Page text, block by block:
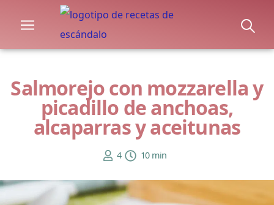
Salmorejo con mozzarella y
picadillo de anchoas,
alcaparras y aceitunas
4 10 min